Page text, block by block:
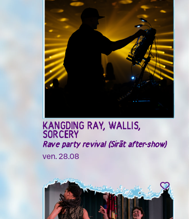
KANGDING RAY, WALLIS,
SORCERY
Rave party revival (Sirāt after-show)
ven. 28.08